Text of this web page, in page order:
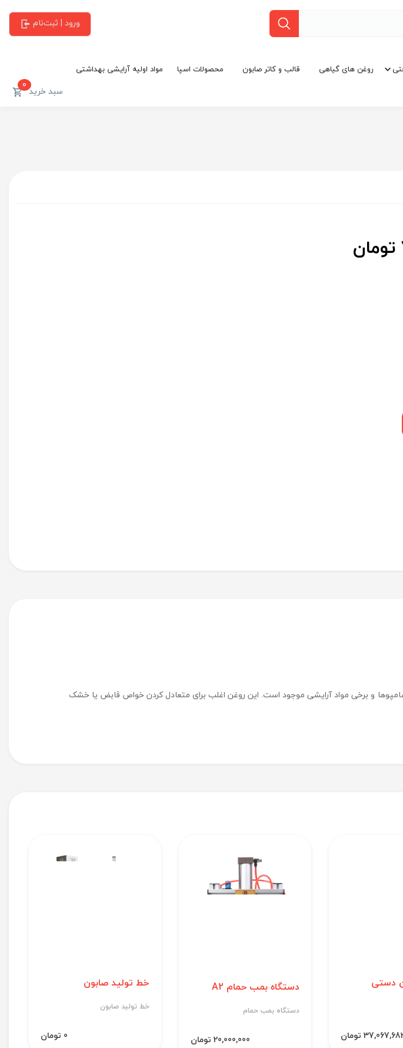
ورود | ثبت‌نام
روغن های گیاهی قالب و کاتر صابون محصولات اسپا مواد اولیه آرایشی بهداشتی
سبد خرید0
و برخی مواد آرایشی موجود است. این روغن اغلب برای متعادل کردن خواص قابض یا خشک
دستی
تومان
دستگاه بمب حمام A2
دستگاه بمب حمام
20,000,000 تومان
خط تولید صابون
خط تولید صابون
0 تومان